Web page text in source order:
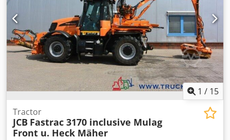
1 / 15
Tractor
JCB Fastrac 3170 inclusive Mulag
Front u. Heck Mäher